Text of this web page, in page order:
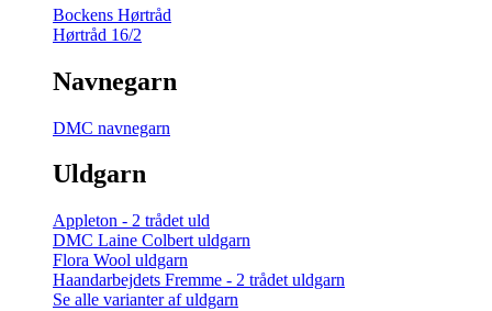
Bockens Hørtråd
Hørtråd 16/2
Navnegarn
DMC navnegarn
Uldgarn
Appleton - 2 trådet uld
DMC Laine Colbert uldgarn
Flora Wool uldgarn
Haandarbejdets Fremme - 2 trådet uldgarn
Se alle varianter af uldgarn